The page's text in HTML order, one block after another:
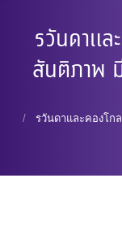
รวันดาแ
สันติภาพ
รวันดาและคองโก